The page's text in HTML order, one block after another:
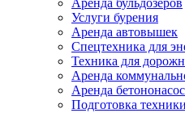
Аренда бульдозеров
Услуги бурения
Аренда автовышек
Спецтехника для
Техника для
Аренда
Аренда
Подготовка